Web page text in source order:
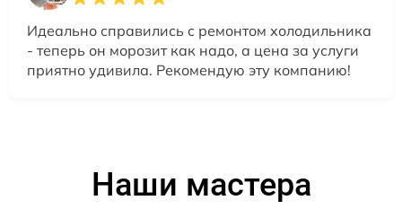
Идеально справились с ремонтом холодильника
- теперь он морозит как надо, а цена за услуги
приятно удивила. Рекомендую эту компанию!
Наши мастера